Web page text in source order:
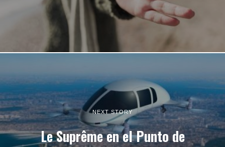
NEXT STORY
Le Suprême en el Punto de